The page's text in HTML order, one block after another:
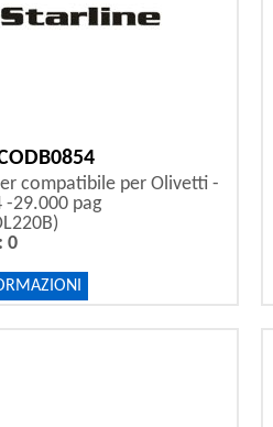
compatibile per Olivetti -
-29.000 pag
0